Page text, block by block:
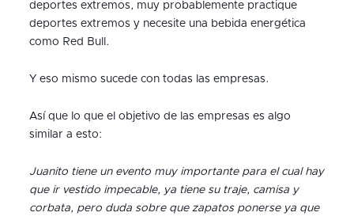
deportes extremos, muy probablemente practique
deportes extremos y necesite una bebida energética
como Red Bull.
Y eso mismo sucede con todas las empresas.
Así que lo que el objetivo de las empresas es algo
similar a esto:
Juanito tiene un evento muy importante para el cual hay
que ir vestido impecable, ya tiene su traje, camisa y
corbata, pero duda sobre que zapatos ponerse ya que